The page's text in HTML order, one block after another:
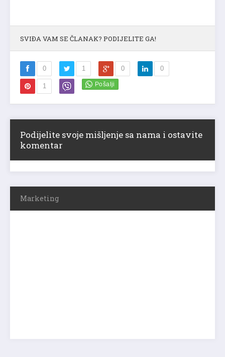
SVIĐA VAM SE ČLANAK? PODIJELITE GA!
0 1 0 0
1
Podijelite svoje mišljenje sa nama i ostavite
komentar
Marketing